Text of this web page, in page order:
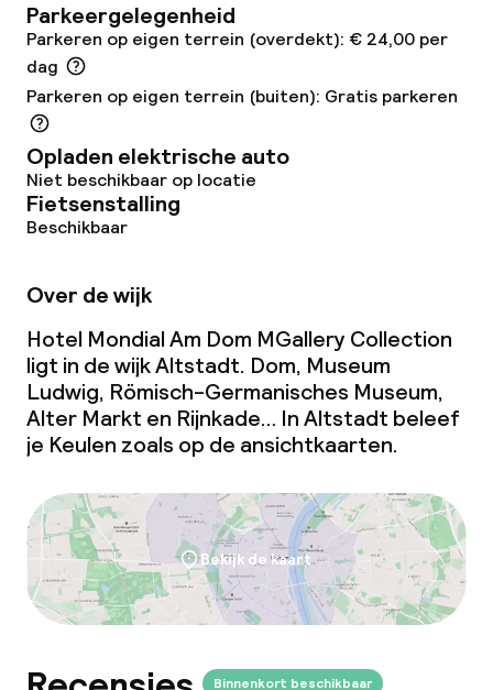
Dieetopties
Vegetarische opties
Schoonmaakvoorzieningen
Wasservice
Zakelijke faciliteiten
Conferentieruimte
Vergaderruimte
Overal rookvrij
Grote huisdieren toegestaan (meer
dan 5 kg)
Parkeergelegenheid
Parkeren op eigen terrein (overdekt): € 24,00 per
dag
Parkeren op eigen terrein (buiten): Gratis parkeren
Opladen elektrische auto
Niet beschikbaar op locatie
Fietsenstalling
Beschikbaar
Over de wijk
Hotel Mondial Am Dom MGallery Collection
ligt in de wijk Altstadt. Dom, Museum
Ludwig, Römisch-Germanisches Museum,
Alter Markt en Rijnkade… In Altstadt beleef
je Keulen zoals op de ansichtkaarten.
Bekijk de kaart
Binnenkort beschikbaar